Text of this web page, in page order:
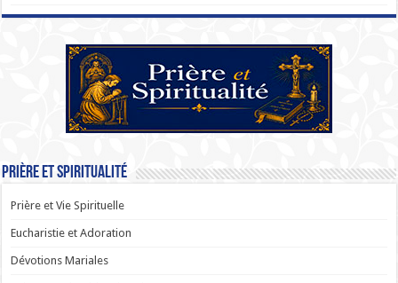
Prière et Spiritualité
Prière et Vie Spirituelle
Eucharistie et Adoration
Dévotions Mariales